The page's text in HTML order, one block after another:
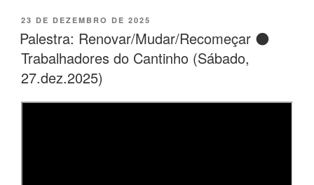
PUBLICADO
EM
23 DE DEZEMBRO DE 2025
Palestra: Renovar/Mudar/Recomeçar 🌑
Trabalhadores do Cantinho (Sábado,
27.dez.2025)